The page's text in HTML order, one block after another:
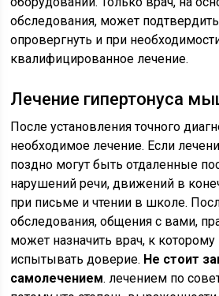
обследования, может
опровергнуть и при
квалифицированное лечение.
Лечение гипертонуса
После установления точного
необходимое лечение. Если
поздно могут быть отдаленные
нарушений речи, движений в
при письме и чтении в школе.
обследования, общения с вами,
может назначить врач, к
испытывать доверие. Не стоит
самолечением. лечением по